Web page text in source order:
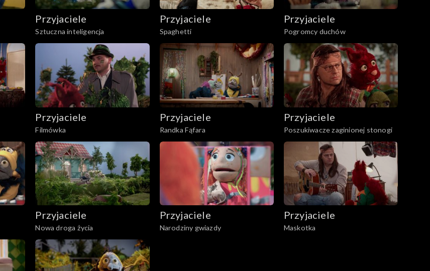
Przyjaciele
Sztuczna inteligencja
Przyjaciele
Spaghetti
Przyjaciele
Pogromcy duchów
Przyjaciele
Filmówka
Przyjaciele
Randka Fąfara
Przyjaciele
Poszukiwacze zaginionej stonogi
Przyjaciele
Nowa droga życia
Przyjaciele
Narodziny gwiazdy
Przyjaciele
Maskotka